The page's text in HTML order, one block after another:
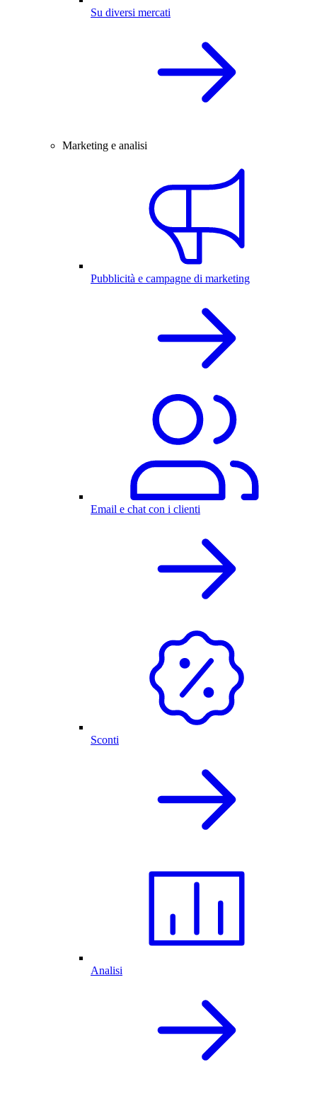
Su diversi mercati
Marketing e analisi
Pubblicità e campagne di marketing
Email e chat con i clienti
Sconti
Analisi